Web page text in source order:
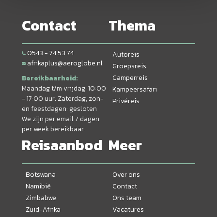
Contact
0543 - 74 53 74
afrikaplus@aeroglobe.nl
Bereikbaarheid:
Maandag t/m vrijdag: 10:00
- 17:00 uur. Zaterdag, zon-
en feestdagen: gesloten
We zijn per email 7 dagen
per week bereikbaar.
Thema
Autoreis
Groepsreis
Camperreis
Kampeersafari
Privéreis
Reisaanbod
Botswana
Namibië
Zimbabwe
Zuid-Afrika
Meer
Over ons
Contact
Ons team
Vacatures